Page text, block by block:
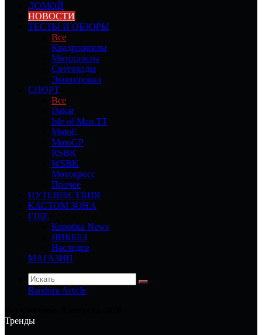
ДОМОЙ
НОВОСТИ
ТЕСТЫ И ОБЗОРЫ
Все
Квадроциклы
Мотоциклы
Снегоходы
Экипировка
СПОРТ
Все
Dakar
Isle of Man TT
MotoE
MotoGP
RSBK
WSBK
Мотокросс
Прочее
ПУТЕШЕСТВИЯ
КАСТОМ ЗОНА
ЕЩЕ
Коробка News
ЛИКБЕЗ
Наследие
МАГАЗИН
Random Article
Тренды